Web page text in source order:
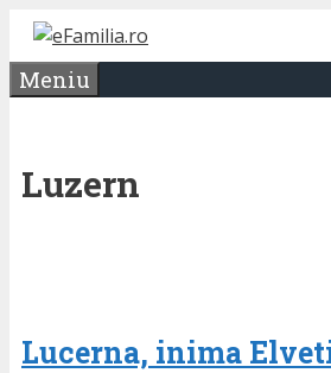
Sari
conținut
Meniu
Luzern
Lucerna, inima